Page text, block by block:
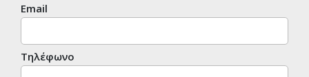
Email
Τηλέφωνο